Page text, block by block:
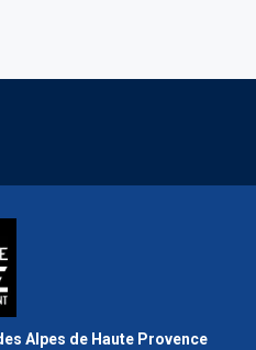
Alpes de Haute Provence